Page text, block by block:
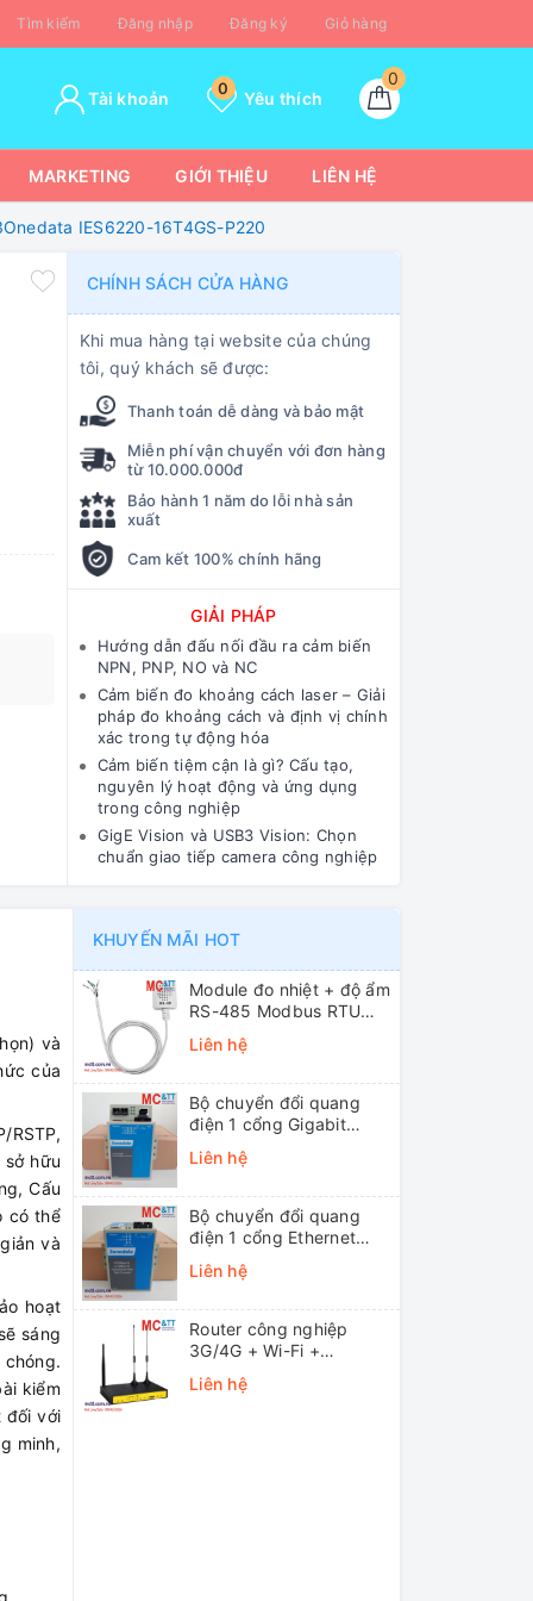
Tìm kiếm Đăng nhập Đăng ký Giỏ hàng
0
Yêu thích
0
Tài khoản
MARKETING GIỚI THIỆU LIÊN HỆ
IES6220-16T4GS-P220
CHÍNH SÁCH CỬA HÀNG
Khi mua hàng tại website của chúng
tôi, quý khách sẽ được:
Thanh toán dễ dàng và bảo mật
Miễn phí vận chuyển với đơn hàng
từ 10.000.000đ
Bảo hành 1 năm do lỗi nhà sản
xuất
Cam kết 100% chính hãng
GIẢI PHÁP
Hướng dẫn đấu nối đầu ra cảm biến
NPN, PNP, NO và NC
Cảm biến đo khoảng cách laser – Giải
pháp đo khoảng cách và định vị chính
xác trong tự động hóa
Cảm biến tiệm cận là gì? Cấu tạo,
nguyên lý hoạt động và ứng dụng
trong công nghiệp
GigE Vision và USB3 Vision: Chọn
chuẩn giao tiếp camera công nghiệp
và
của
sở hữu
Cấu
có thể
và
hoạt
sáng
kiểm
đối với
minh,
KHUYẾN MÃI HOT
Module đo nhiệt + độ ẩm
RS-485 Modbus RTU
ICP DAS DL-10 CR
Liên hệ
Bộ chuyển đổi quang
điện 1 cổng Gigabit
Ethernet 3Onedata
MODEL3012-S-SC-
mode, SC, 20KM)
Liên hệ
Bộ chuyển đổi quang
điện 1 cổng Ethernet
3onedata MODEL1100-
S-SC-20KM (Dual fiber,
Liên hệ
Router công nghiệp
3G/4G + Wi-Fi +
APN/VPN Four-Faith
F3436
Liên hệ